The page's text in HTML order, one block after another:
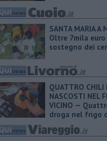
SANTA MARIA A
Oltre 7mila euro
sostegno dei
QUATTRO CHILI
NASCOSTI NEL
VICINO —
droga nel frigo